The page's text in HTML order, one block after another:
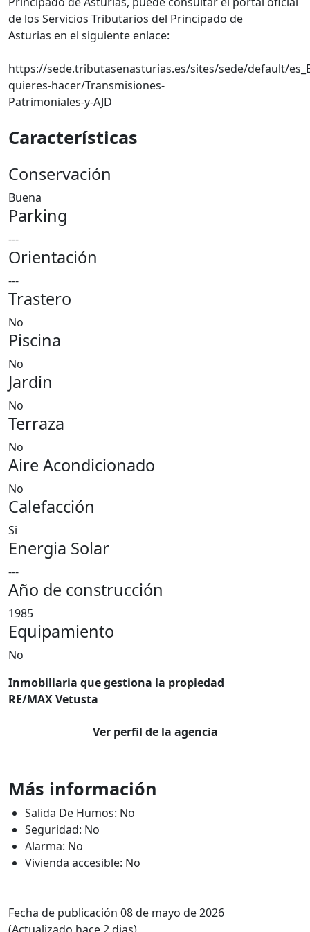
de los Servicios Tributarios del Principado de
Asturias en el siguiente enlace:
https://sede.tributasenasturias.es/sites/sede/default/
quieres-hacer/Transmisiones-
Patrimoniales-y-AJD
Características
Conservación
Buena
Parking
---
Orientación
---
Trastero
No
Piscina
No
Jardin
No
Terraza
No
Aire Acondicionado
No
Calefacción
Si
Energia Solar
---
Año de construcción
1985
Equipamiento
No
Inmobiliaria que gestiona la propiedad
RE/MAX Vetusta
Ver perfil de la agencia
Más información
Salida De Humos: No
Seguridad: No
Alarma: No
Vivienda accesible: No
Fecha de publicación 08 de mayo de 2026